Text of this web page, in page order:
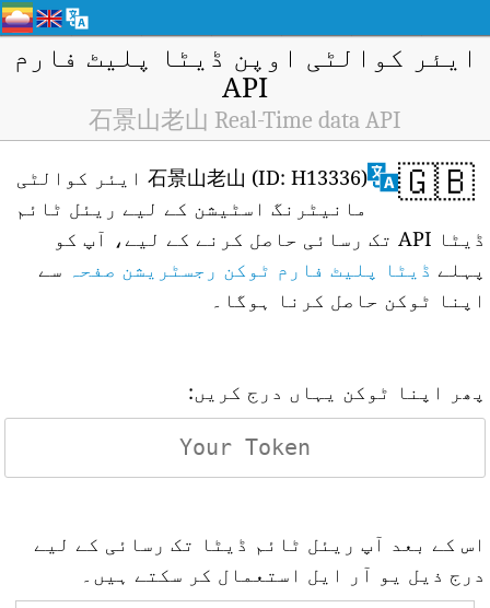
ایئر کوالٹی اوپن ڈیٹا پلیٹ فارم
API
石景山老山 Real-Time data API
🇬🇧
石景山老山 (ID: H13336) ایئر کوالٹی
مانیٹرنگ اسٹیشن کے لیے ریئل ٹائم
ڈیٹا API تک رسائی حاصل کرنے کے لیے، آپ کو
پہلے ڈیٹا پلیٹ فارم ٹوکن رجسٹریشن صفحہ سے
اپنا ٹوکن حاصل کرنا ہوگا۔
پھر اپنا ٹوکن یہاں درج کریں:
اس کے بعد آپ ریئل ٹائم ڈیٹا تک رسائی کے لیے
درج ذیل یو آر ایل استعمال کر سکتے ہیں۔